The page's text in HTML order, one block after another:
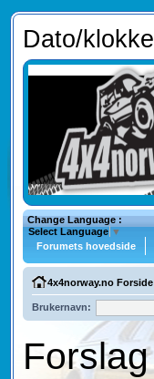
Dato/
Change Language :
Select Language ▼
Forumets hovedside
4x4norway.no Forside
Brukernavn:
Forslag